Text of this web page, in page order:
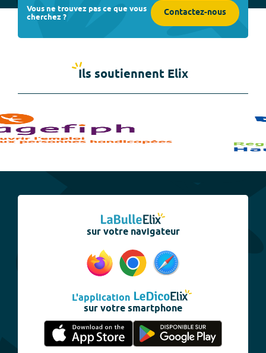
Vous ne trouvez pas ce que vous
cherchez ? Contactez-nous
Ils soutiennent Elix
sur votre navigateur
L'application
sur votre smartphone